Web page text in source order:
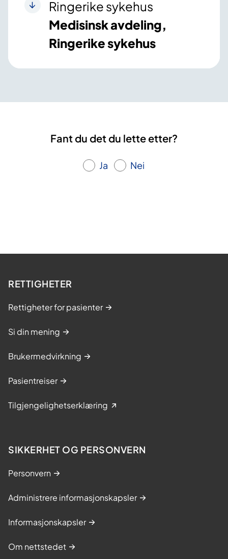
Ringerike sykehus
Medisinsk avdeling,
Ringerike sykehus
Fant du det du lette etter?
Ja Nei
RETTIGHETER
Rettigheter for pasienter
Si din mening
Brukermedvirkning
Pasientreiser
Tilgjengelighetserklæring
SIKKERHET OG PERSONVERN
Personvern
Administrere informasjonskapsler
Informasjonskapsler
Om nettstedet